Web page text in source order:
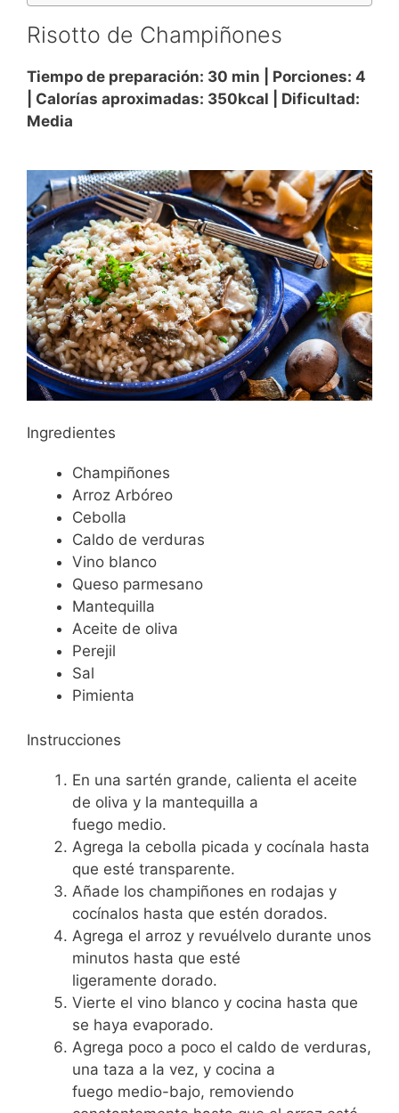
Risotto de Champiñones
Tiempo de preparación: 30 min | Porciones: 4
| Calorías aproximadas: 350kcal | Dificultad:
Media
Ingredientes
Champiñones
Arroz Arbóreo
Cebolla
Caldo de verduras
Vino blanco
Queso parmesano
Mantequilla
Aceite de oliva
Perejil
Sal
Pimienta
Instrucciones
En una sartén grande, calienta el aceite
de oliva y la mantequilla a
fuego medio.
Agrega la cebolla picada y cocínala hasta
que esté transparente.
Añade los champiñones en rodajas y
cocínalos hasta que estén dorados.
Agrega el arroz y revuélvelo durante unos
minutos hasta que esté
ligeramente dorado.
Vierte el vino blanco y cocina hasta que
se haya evaporado.
Agrega poco a poco el caldo de verduras,
una taza a la vez, y cocina a
fuego medio-bajo, removiendo